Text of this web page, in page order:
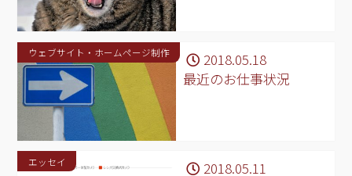
ウェブサイト・ホームページ制作
2018.05.18
最近のお仕事状況
エッセイ
2018.05.11